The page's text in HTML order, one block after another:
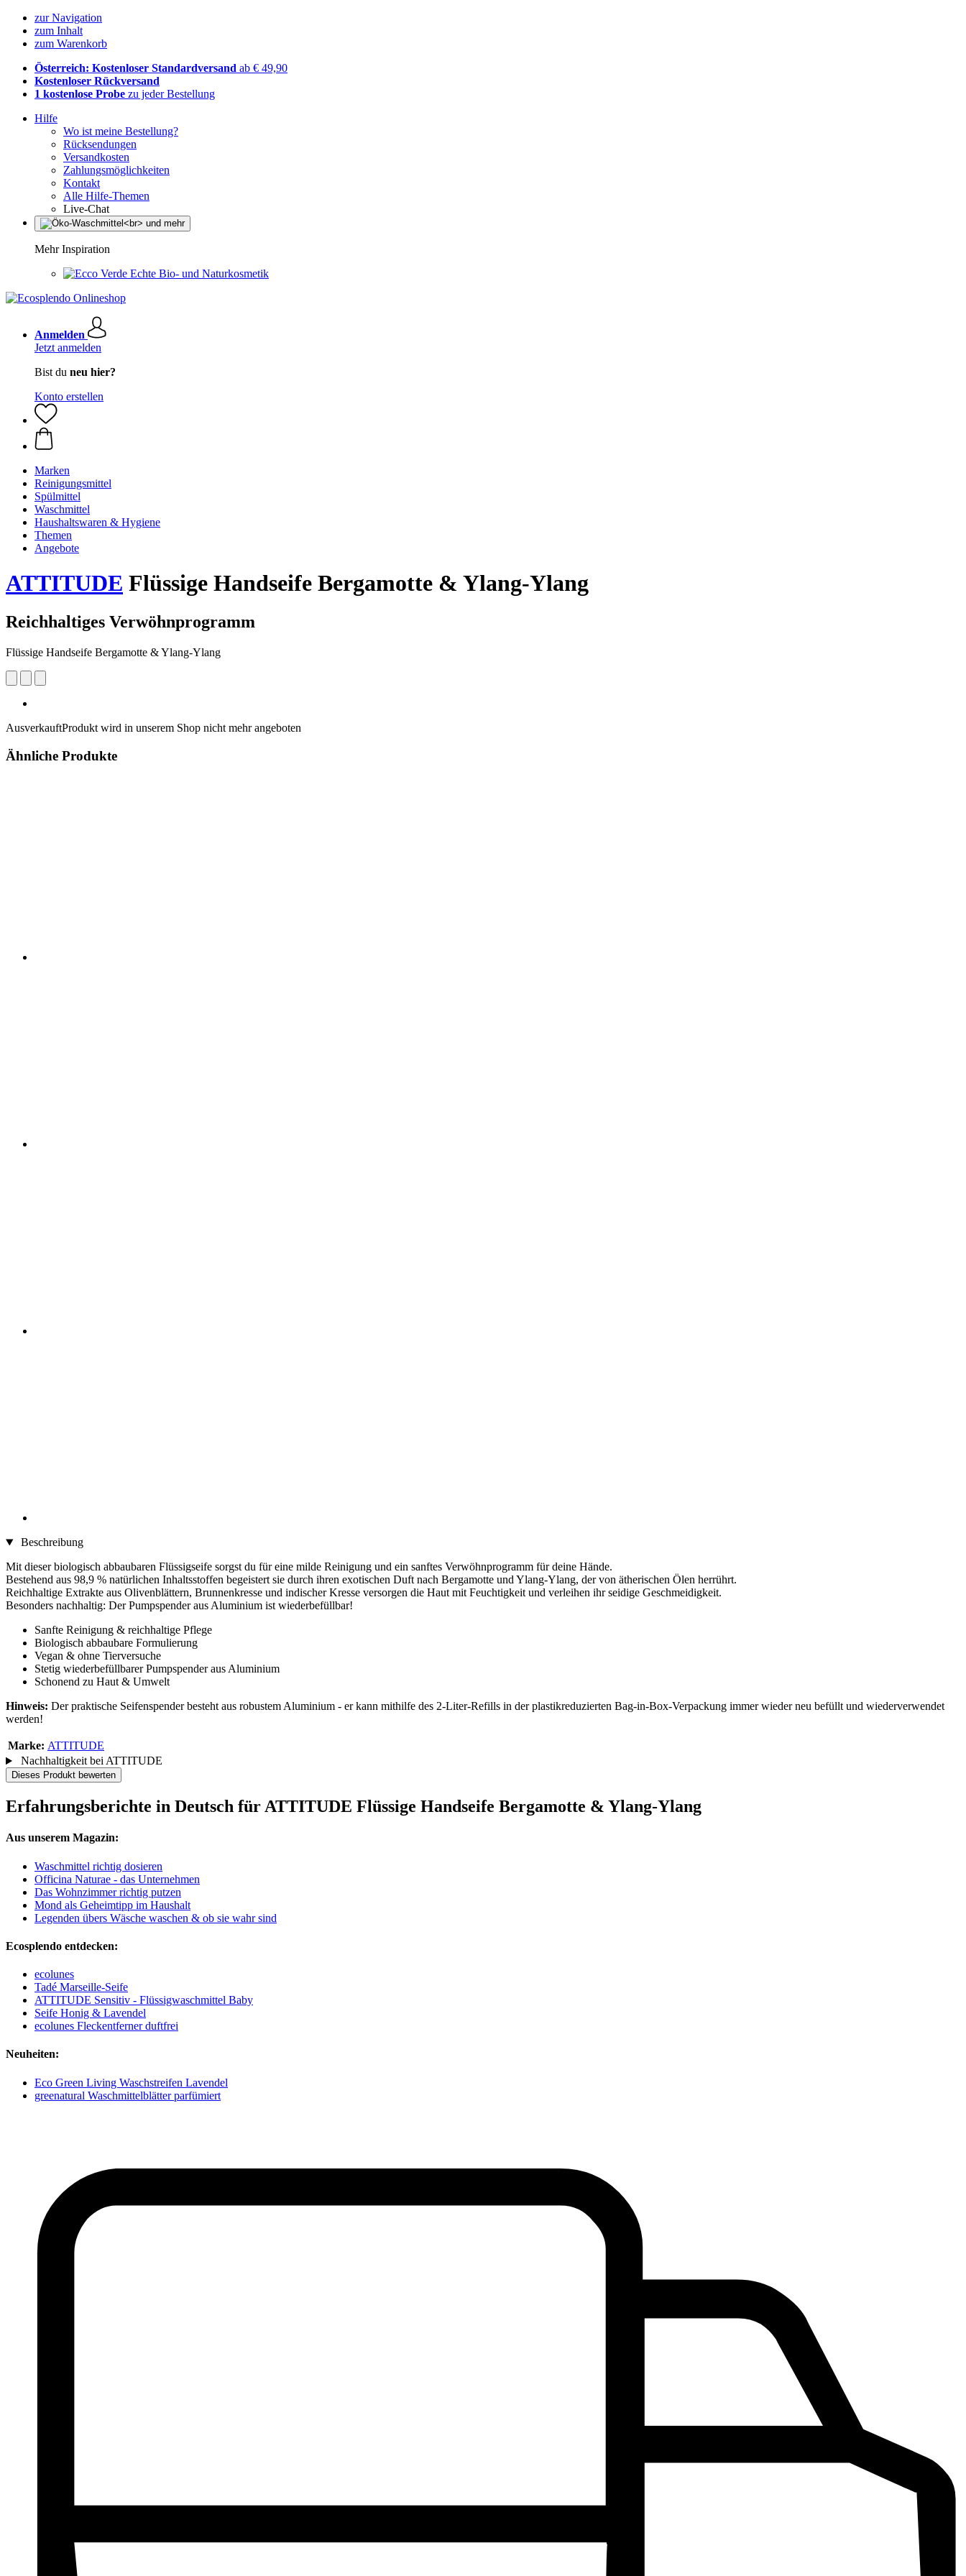
zur Navigation
zum Inhalt
zum Warenkorb
Österreich: Kostenloser Standardversand ab € 49,90
Kostenloser Rückversand
1 kostenlose Probe zu jeder Bestellung
Hilfe
Wo ist meine Bestellung?
Rücksendungen
Versandkosten
Zahlungsmöglichkeiten
Kontakt
Alle Hilfe-Themen
Live-Chat
Mehr Inspiration
Echte Bio- und Naturkosmetik
Anmelden
Jetzt anmelden
Bist du neu hier?
Konto erstellen
Marken
Reinigungsmittel
Spülmittel
Waschmittel
Haushaltswaren & Hygiene
Themen
Angebote
ATTITUDE Flüssige Handseife Bergamotte & Ylang-Ylang
Reichhaltiges Verwöhnprogramm
Flüssige Handseife Bergamotte & Ylang-Ylang
AusverkauftProdukt wird in unserem Shop nicht mehr angeboten
Ähnliche Produkte
Beschreibung
Mit dieser biologisch abbaubaren Flüssigseife sorgst du für eine milde Reinigung und ein sanftes Verwöhnprogramm für deine Hände.
Bestehend aus 98,9 % natürlichen Inhaltsstoffen begeistert sie durch ihren exotischen Duft nach Bergamotte und Ylang-Ylang, der von ätherischen Ölen herrührt.
Reichhaltige Extrakte aus Olivenblättern, Brunnenkresse und indischer Kresse versorgen die Haut mit Feuchtigkeit und verleihen ihr seidige Geschmeidigkeit.
Besonders nachhaltig: Der Pumpspender aus Aluminium ist wiederbefüllbar!
Sanfte Reinigung & reichhaltige Pflege
Biologisch abbaubare Formulierung
Vegan & ohne Tierversuche
Stetig wiederbefüllbarer Pumpspender aus Aluminium
Schonend zu Haut & Umwelt
Hinweis: Der praktische Seifenspender besteht aus robustem Aluminium - er kann mithilfe des 2-Liter-Refills in der plastikreduzierten Bag-in-Box-Verpackung immer wieder neu befüllt und wiederverwendet
werden!
Marke: ATTITUDE
Nachhaltigkeit bei ATTITUDE
Dieses Produkt bewerten
Erfahrungsberichte in Deutsch für ATTITUDE Flüssige Handseife Bergamotte & Ylang-Ylang
Aus unserem Magazin:
Waschmittel richtig dosieren
Officina Naturae - das Unternehmen
Das Wohnzimmer richtig putzen
Mond als Geheimtipp im Haushalt
Legenden übers Wäsche waschen & ob sie wahr sind
Ecosplendo entdecken:
ecolunes
Tadé Marseille-Seife
ATTITUDE Sensitiv - Flüssigwaschmittel Baby
Seife Honig & Lavendel
ecolunes Fleckentferner duftfrei
Neuheiten:
Eco Green Living Waschstreifen Lavendel
greenatural Waschmittelblätter parfümiert